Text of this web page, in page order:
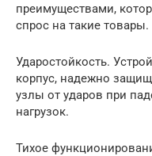
преимуществами,
спрос на такие
Ударостойкость.
корпус, надежно
узлы от ударов при
нагрузок.
Тихое